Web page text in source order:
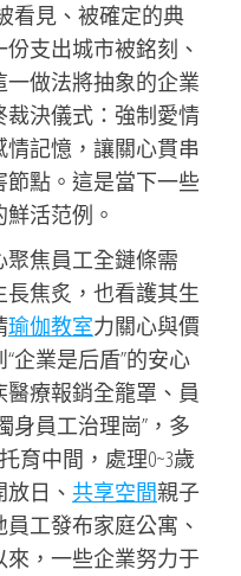
看見、被確定的典
支出城市被銘刻、
做法將抽象的企業
決儀式：強制愛情
記憶，讓關心貫串
節點。這是當下一些
活范例。
焦員工全鏈條需
焦炙，也看護其生
瑜伽教室力關心與價
企業是后盾”的安心
療報銷全籠罩、員
身員工治理崗”，多
育中間，處理0~3歲
日、 共享空間親子
工發布家庭公寓、
，一些企業努力于